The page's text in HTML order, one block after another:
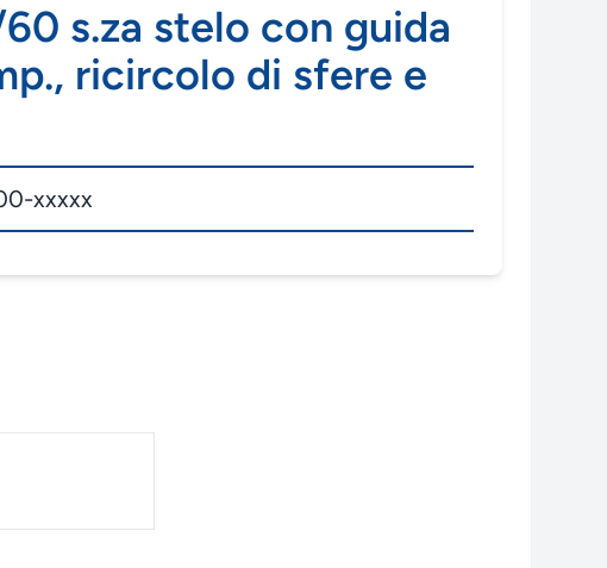
s.za stelo con guida
ricircolo di sfere e
xxxxx